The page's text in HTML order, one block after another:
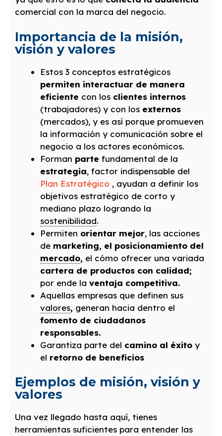
comercial con la marca del negocio.
Importancia de la misión,
visión y valores
Estos 3 conceptos estratégicos
permiten interactuar de manera
eficiente con los clientes internos
(trabajadores) y con los externos
(mercados), y es así porque promueven
la información y comunicación sobre el
negocio a los actores económicos.
Forman parte fundamental de la
estrategia, factor indispensable del
Plan Estratégico , ayudan a definir los
objetivos estratégico de corto y
mediano plazo logrando la
sostenibilidad.
Permiten orientar mejor, las acciones
de marketing, el posicionamiento del
mercado, el cómo ofrecer una variada
cartera de productos con calidad;
por ende la ventaja competitiva.
Aquellas empresas que definen sus
valores, generan hacia dentro el
fomento de ciudadanos
responsables.
Garantiza parte del camino al éxito y
el retorno de beneficios
Ejemplos de misión, visión y
valores
Una vez llegado hasta aquí, tienes
herramientas suficientes para entender las